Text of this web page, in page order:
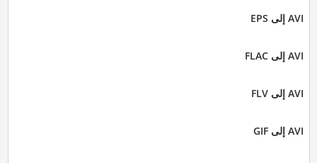
AVI إلى EPS
AVI إلى FLAC
AVI إلى FLV
AVI إلى GIF